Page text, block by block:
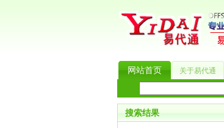
网站首页 关于易代通
热门搜索：_? 美国公司
搜索结果